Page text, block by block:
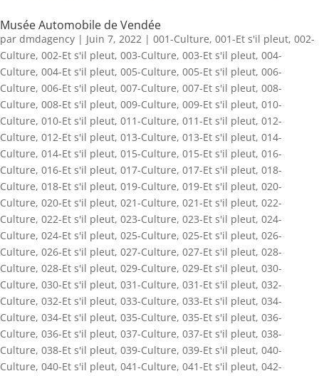
Musée Automobile de Vendée
par dmdagency | Juin 7, 2022 | 001-Culture, 001-Et s'il pleut, 002-
Culture, 002-Et s'il pleut, 003-Culture, 003-Et s'il pleut, 004-
Culture, 004-Et s'il pleut, 005-Culture, 005-Et s'il pleut, 006-
Culture, 006-Et s'il pleut, 007-Culture, 007-Et s'il pleut, 008-
Culture, 008-Et s'il pleut, 009-Culture, 009-Et s'il pleut, 010-
Culture, 010-Et s'il pleut, 011-Culture, 011-Et s'il pleut, 012-
Culture, 012-Et s'il pleut, 013-Culture, 013-Et s'il pleut, 014-
Culture, 014-Et s'il pleut, 015-Culture, 015-Et s'il pleut, 016-
Culture, 016-Et s'il pleut, 017-Culture, 017-Et s'il pleut, 018-
Culture, 018-Et s'il pleut, 019-Culture, 019-Et s'il pleut, 020-
Culture, 020-Et s'il pleut, 021-Culture, 021-Et s'il pleut, 022-
Culture, 022-Et s'il pleut, 023-Culture, 023-Et s'il pleut, 024-
Culture, 024-Et s'il pleut, 025-Culture, 025-Et s'il pleut, 026-
Culture, 026-Et s'il pleut, 027-Culture, 027-Et s'il pleut, 028-
Culture, 028-Et s'il pleut, 029-Culture, 029-Et s'il pleut, 030-
Culture, 030-Et s'il pleut, 031-Culture, 031-Et s'il pleut, 032-
Culture, 032-Et s'il pleut, 033-Culture, 033-Et s'il pleut, 034-
Culture, 034-Et s'il pleut, 035-Culture, 035-Et s'il pleut, 036-
Culture, 036-Et s'il pleut, 037-Culture, 037-Et s'il pleut, 038-
Culture, 038-Et s'il pleut, 039-Culture, 039-Et s'il pleut, 040-
Culture, 040-Et s'il pleut, 041-Culture, 041-Et s'il pleut, 042-